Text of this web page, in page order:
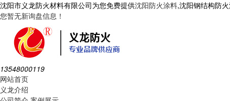
沈阳市义龙防火材料有限公司为您免费提供沈阳防火涂料,沈阳钢结构防
您暂无新询盘信息！
13548000119
网站首页
义龙介绍